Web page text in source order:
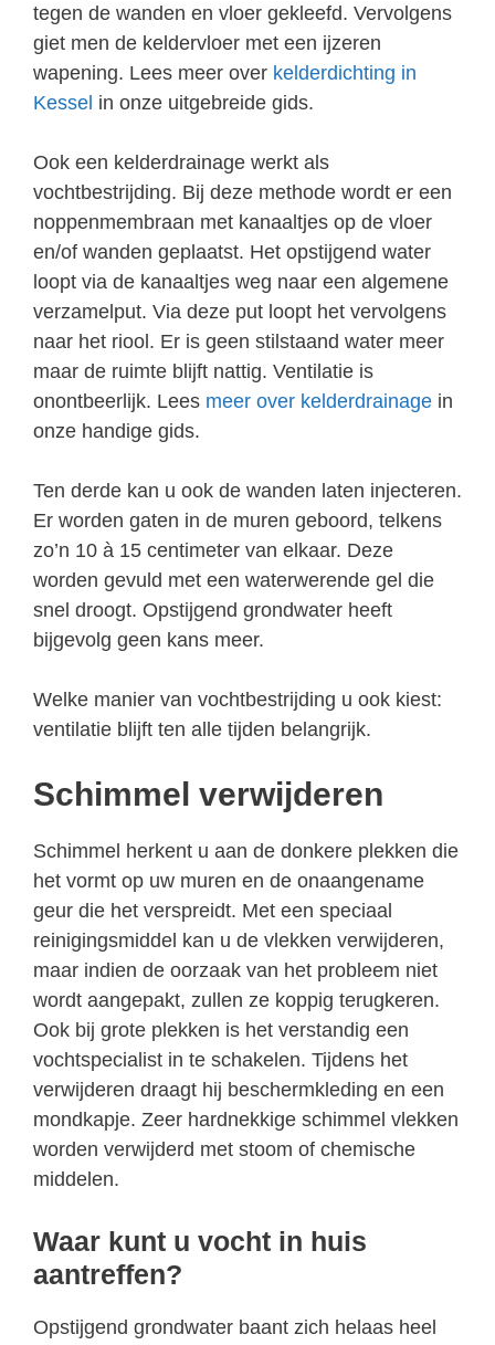
tegen de wanden en vloer gekleefd. Vervolgens
giet men de keldervloer met een ijzeren
wapening. Lees meer over kelderdichting in
Kessel in onze uitgebreide gids.
Ook een kelderdrainage werkt als
vochtbestrijding. Bij deze methode wordt er een
noppenmembraan met kanaaltjes op de vloer
en/of wanden geplaatst. Het opstijgend water
loopt via de kanaaltjes weg naar een algemene
verzamelput. Via deze put loopt het vervolgens
naar het riool. Er is geen stilstaand water meer
maar de ruimte blijft nattig. Ventilatie is
onontbeerlijk. Lees meer over kelderdrainage in
onze handige gids.
Ten derde kan u ook de wanden laten injecteren.
Er worden gaten in de muren geboord, telkens
zo’n 10 à 15 centimeter van elkaar. Deze
worden gevuld met een waterwerende gel die
snel droogt. Opstijgend grondwater heeft
bijgevolg geen kans meer.
Welke manier van vochtbestrijding u ook kiest:
ventilatie blijft ten alle tijden belangrijk.
Schimmel verwijderen
Schimmel herkent u aan de donkere plekken die
het vormt op uw muren en de onaangename
geur die het verspreidt. Met een speciaal
reinigingsmiddel kan u de vlekken verwijderen,
maar indien de oorzaak van het probleem niet
wordt aangepakt, zullen ze koppig terugkeren.
Ook bij grote plekken is het verstandig een
vochtspecialist in te schakelen. Tijdens het
verwijderen draagt hij beschermkleding en een
mondkapje. Zeer hardnekkige schimmel vlekken
worden verwijderd met stoom of chemische
middelen.
Waar kunt u vocht in huis
aantreffen?
Opstijgend grondwater baant zich helaas heel